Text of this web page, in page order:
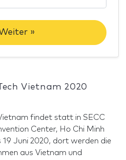
»
Vietnam 2020
findet statt in SECC
Center, Ho Chi Minh
19 Juni 2020, dort werden die
aus Vietnam und